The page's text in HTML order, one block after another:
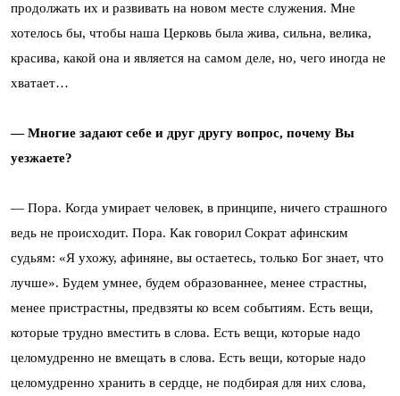
продолжать их и развивать на новом месте служения. Мне
хотелось бы, чтобы наша Церковь была жива, сильна, велика,
красива, какой она и является на самом деле, но, чего иногда не
хватает…
— Многие задают себе и друг другу вопрос, почему Вы
уезжаете?
— Пора. Когда умирает человек, в принципе, ничего страшного
ведь не происходит. Пора. Как говорил Сократ афинским
судьям: «Я ухожу, афиняне, вы остаетесь, только Бог знает, что
лучше». Будем умнее, будем образованнее, менее страстны,
менее пристрастны, предвзяты ко всем событиям. Есть вещи,
которые трудно вместить в слова. Есть вещи, которые надо
целомудренно не вмещать в слова. Есть вещи, которые надо
целомудренно хранить в сердце, не подбирая для них слова,